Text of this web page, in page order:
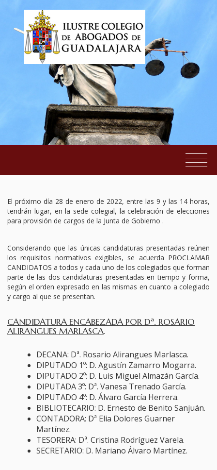
SERVICIOS AL COLEGIADO
ATENCIÓN A LA CIUDADANÍA
El próximo día 28 de enero de 2022, entre las 9 y las 14 horas,
tendrán lugar, en la sede colegial, la celebración de elecciones
para provisión de cargos de la Junta de Gobierno .
Considerando que las únicas candidaturas presentadas reúnen
los requisitos normativos exigibles, se acuerda PROCLAMAR
CANDIDATOS a todos y cada uno de los colegiados que forman
parte de las dos candidaturas presentadas en tiempo y forma,
según el orden expresado en las mismas en cuanto a colegiado
y cargo al que se presentan.
CANDIDATURA ENCABEZADA POR Dª. ROSARIO
ALIRANGUES MARLASCA.
DECANA: Dª. Rosario Alirangues Marlasca.
DIPUTADO 1º: D. Agustín Zamarro Mogarra.
DIPUTADO 2º: D. Luis Miguel Almazán García.
DIPUTADA 3º: Dª. Vanesa Trenado García.
DIPUTADO 4º: D. Álvaro García Herrera.
BIBLIOTECARIO: D. Ernesto de Benito Sanjuán.
CONTADORA: Dª Elia Dolores Guarner
Martínez.
TESORERA: Dª. Cristina Rodríguez Varela.
SECRETARIO: D. Mariano Álvaro Martínez.